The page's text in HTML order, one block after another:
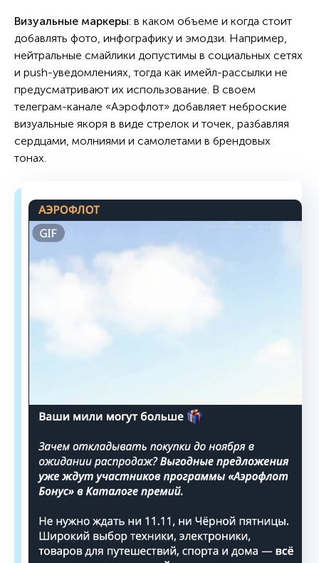
Визуальные маркеры: в каком объеме и когда стоит
добавлять фото, инфографику и эмодзи. Например,
нейтральные смайлики допустимы в социальных сетях
и push-уведомлениях, тогда как имейл-рассылки не
предусматривают их использование. В своем
телеграм-канале «Аэрофлот» добавляет неброские
визуальные якоря в виде стрелок и точек, разбавляя
сердцами, молниями и самолетами в брендовых
тонах.